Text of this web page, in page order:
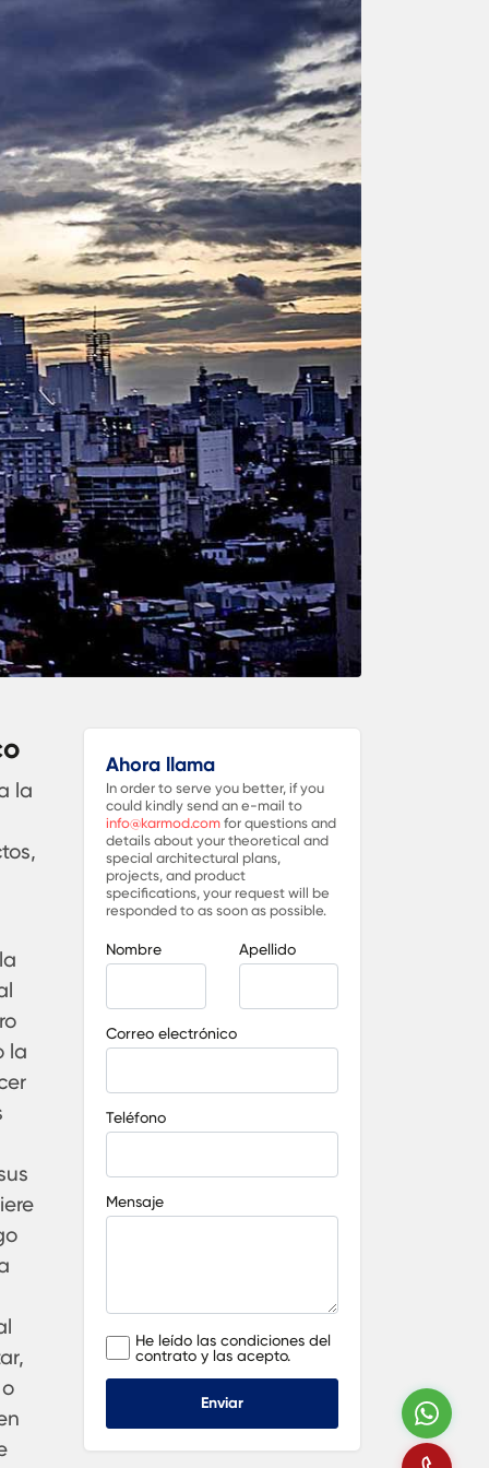
la
la
Ahora llama
In order to serve you better, if you
could kindly send an e-mail to
info@karmod.com for questions and
details about your theoretical and
special architectural plans,
projects, and product
specifications, your request will be
responded to as soon as possible.
Nombre Apellido
Correo electrónico
Teléfono
Mensaje
He leído las condiciones del
contrato y las acepto.
Enviar